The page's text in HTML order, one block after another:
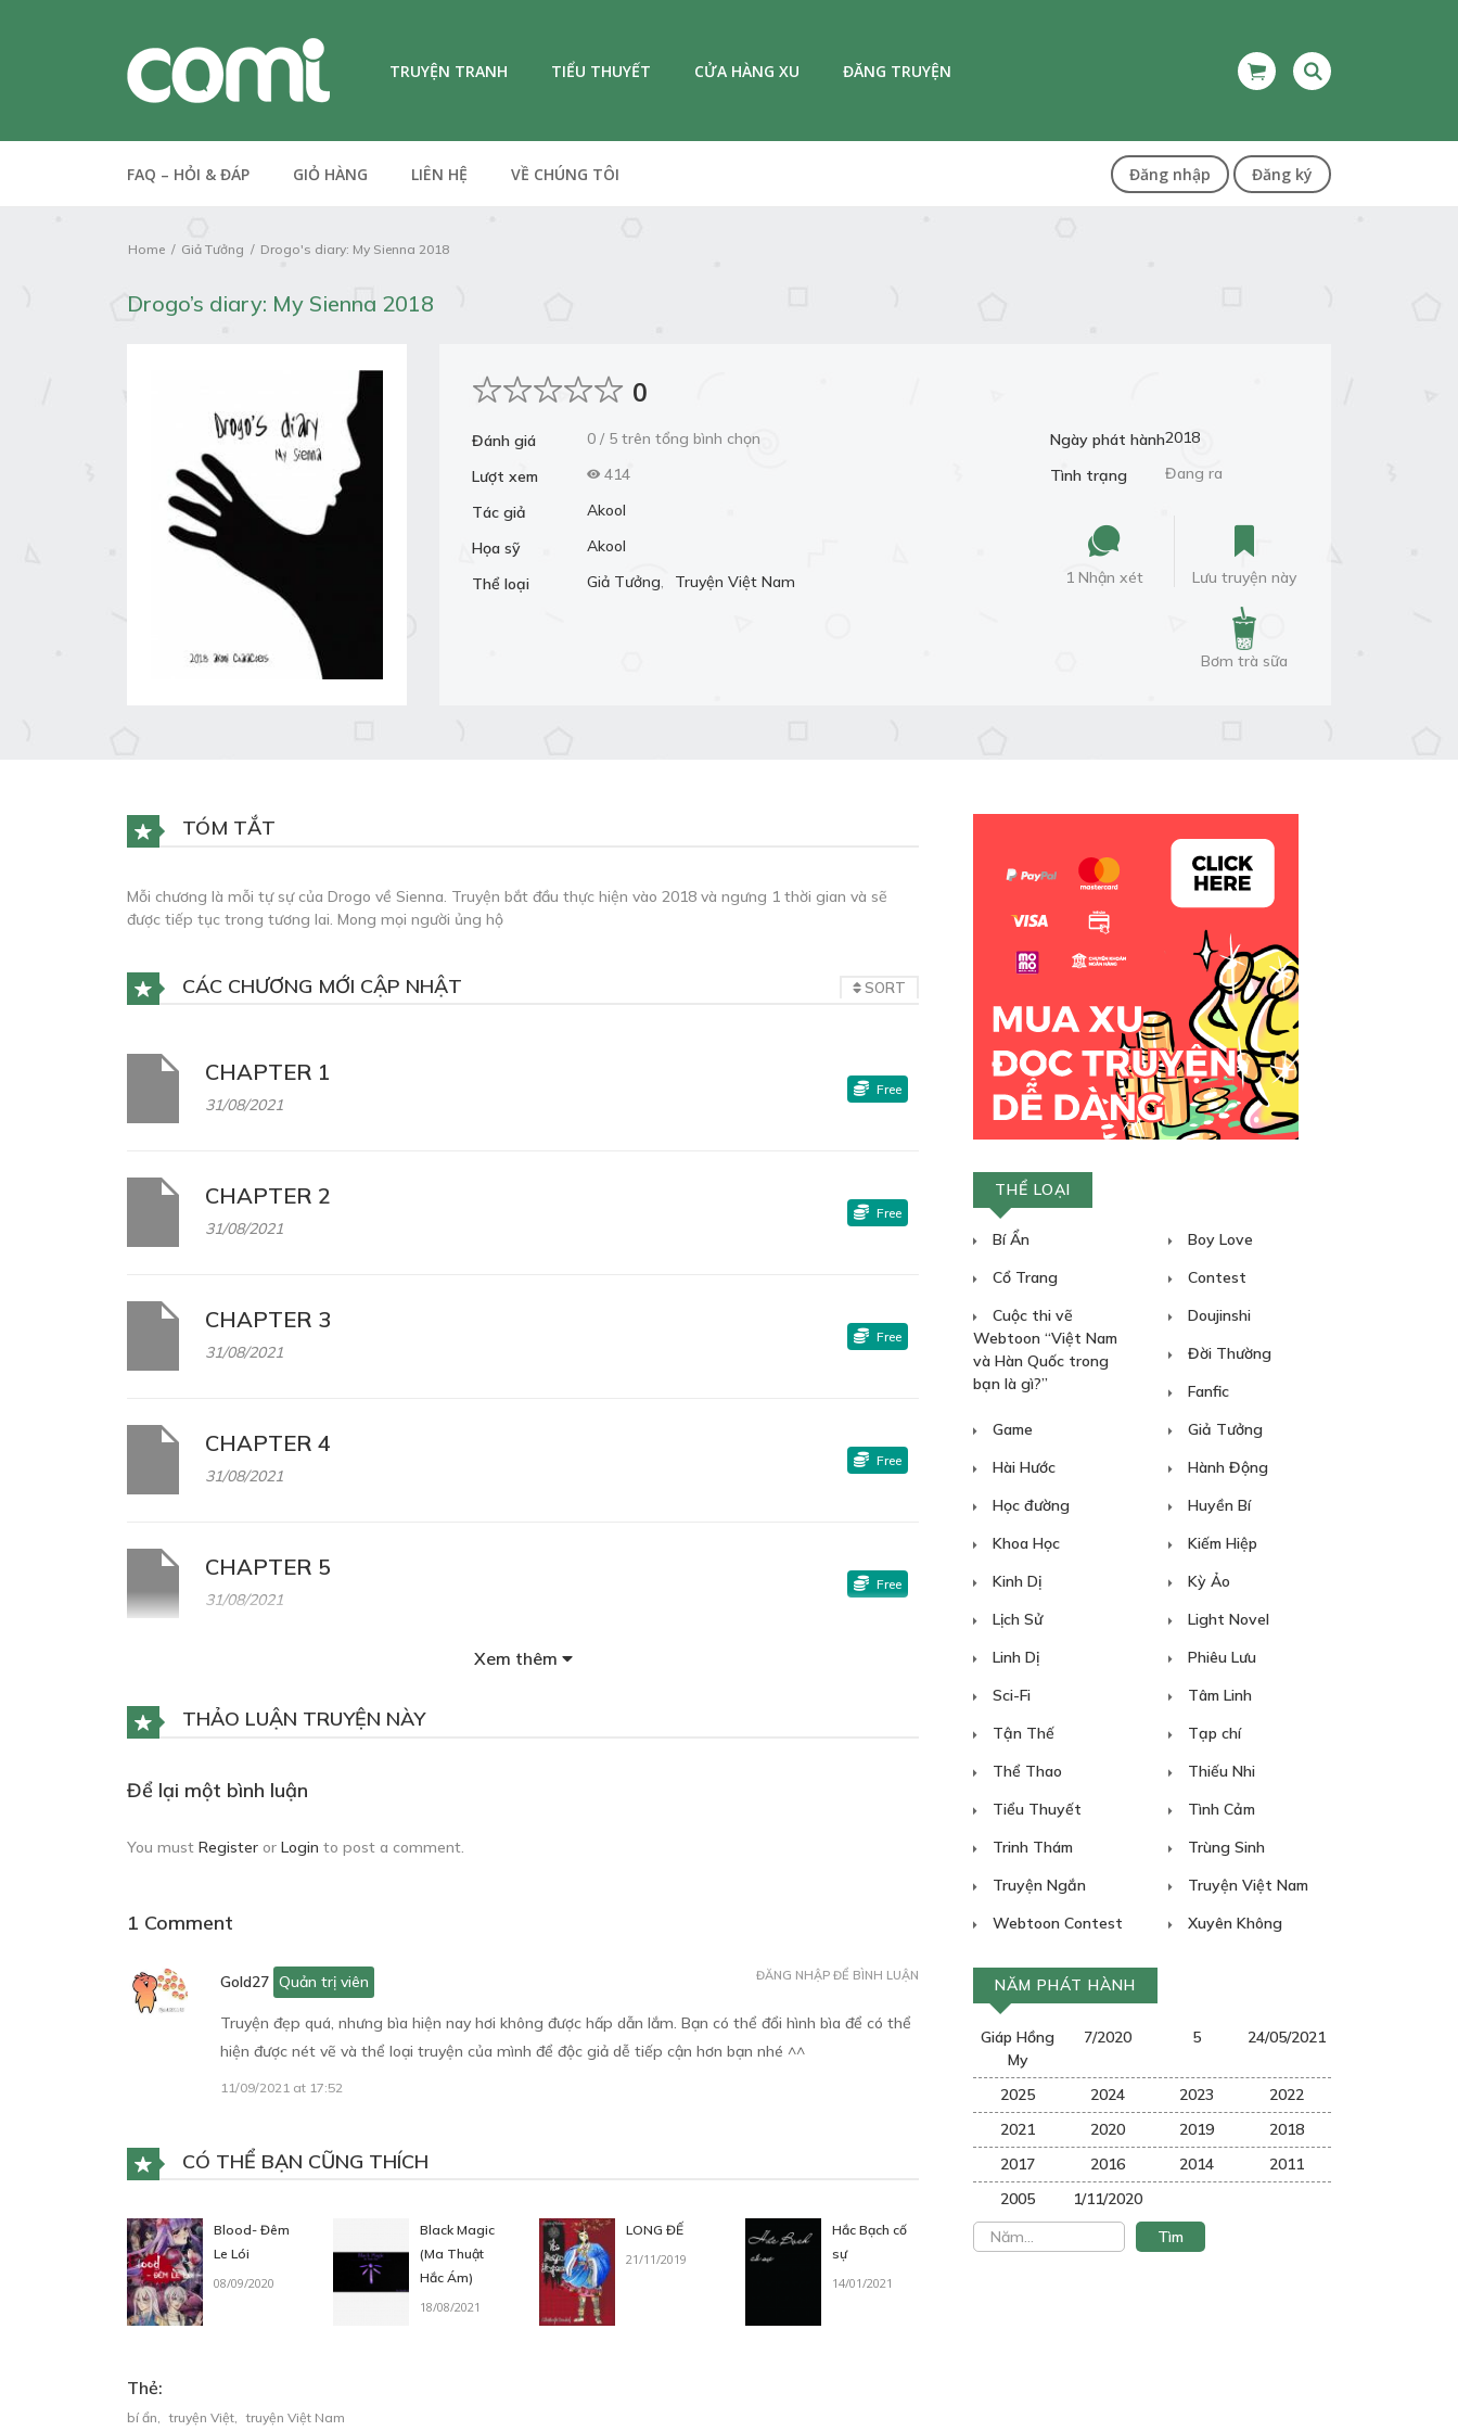
TRUYỆN TRANH TIỂU THUYẾT CỬA HÀNG XU ĐĂNG TRUYỆN
FAQ – HỎI & ĐÁP GIỎ HÀNG LIÊN HỆ VỀ CHÚNG TÔI Đăng nhập Đăng ký
Home Giả Tưởng Drogo's diary: My Sienna 2018
Drogo’s diary: My Sienna 2018
0
Đánh giá
0 / 5 trên tổng bình chọn
Lượt xem
414
Tác giả
Akool
Họa sỹ
Akool
Thể loại
Giả Tưởng, Truyện Việt Nam
Ngày phát hành2018
Tình trạng
Đang ra
1 Nhận xét Lưu truyện này
Bơm trà sữa
TÓM TẮT
Mỗi chương là mỗi tự sự của Drogo về Sienna. Truyện bắt đầu thực hiện vào 2018 và ngưng 1 thời gian và sẽ
được tiếp tục trong tương lai. Mong mọi người ủng hộ
CÁC CHƯƠNG MỚI CẬP NHẬT SORT
CHAPTER 1
31/08/2021
Free
CHAPTER 2
31/08/2021
Free
CHAPTER 3
31/08/2021
Free
CHAPTER 4
31/08/2021
Free
CHAPTER 5
31/08/2021
Free
Xem thêm
THẢO LUẬN TRUYỆN NÀY
Để lại một bình luận
You must Register or Login to post a comment.
1 Comment
Gold27 Quản trị viên
Truyện đẹp quá, nhưng bìa hiện nay hơi không được hấp dẫn lắm. Bạn có thể đổi hình bìa để có thể
hiện được nét vẽ và thể loại truyện của mình để độc giả dễ tiếp cận hơn bạn nhé ^^
11/09/2021 at 17:52
ĐĂNG NHẬP ĐỂ BÌNH LUẬN
CÓ THỂ BẠN CŨNG THÍCH
Blood- Đêm
Le Lói
08/09/2020
Black Magic
(Ma Thuật
Hắc Ám)
18/08/2021
LONG ĐẾ
21/11/2019
Hắc Bạch cố
sự
14/01/2021
Thẻ:
bí ẩn truyện Việt truyện Việt Nam
THỂ LOẠI
Bí Ẩn
Boy Love
Cổ Trang
Contest
Cuộc thi vẽ
Webtoon “Việt Nam
và Hàn Quốc trong
bạn là gì?”
Doujinshi
Đời Thường
Fanfic
Game
Giả Tưởng
Hài Hước
Hành Động
Học đường
Huyền Bí
Khoa Học
Kiếm Hiệp
Kinh Dị
Kỳ Ảo
Lịch Sử
Light Novel
Linh Dị
Phiêu Lưu
Sci-Fi
Tâm Linh
Tận Thế
Tạp chí
Thể Thao
Thiếu Nhi
Tiểu Thuyết
Tình Cảm
Trinh Thám
Trùng Sinh
Truyện Ngắn
Truyện Việt Nam
Webtoon Contest
Xuyên Không
NĂM PHÁT HÀNH
Giáp Hồng
My
7/2020 5 24/05/2021
2025 2024 2023
2022
2021
2020 2019
2018
2017
2016 2014
2011
2005
1/11/2020